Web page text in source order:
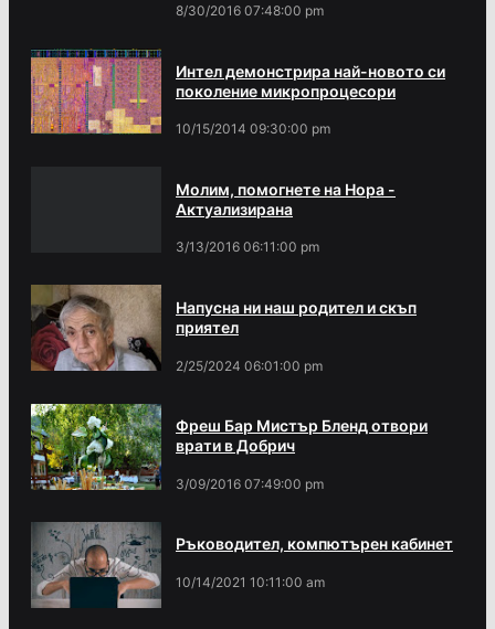
8/30/2016 07:48:00 pm
Интел демонстрира най-новото си
поколение микропроцесори
10/15/2014 09:30:00 pm
Молим, помогнете на Нора -
Актуализирана
3/13/2016 06:11:00 pm
Напусна ни наш родител и скъп
приятел
2/25/2024 06:01:00 pm
Фреш Бар Мистър Бленд отвори
врати в Добрич
3/09/2016 07:49:00 pm
Ръководител, компютърен кабинет
10/14/2021 10:11:00 am